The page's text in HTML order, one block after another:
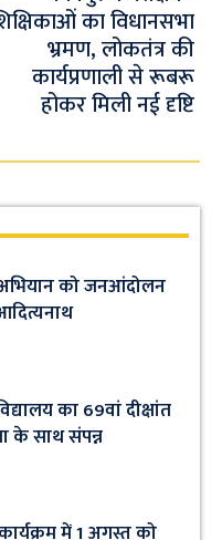
का विधानसभा
भ्रमण, लोकतंत्र की
कार्यप्रणाली से रूबरू
होकर मिली नई दृष्टि
अभियान को जनआंदोलन
का 69वां दीक्षांत
के साथ संपन्न
में 1 अगस्त को